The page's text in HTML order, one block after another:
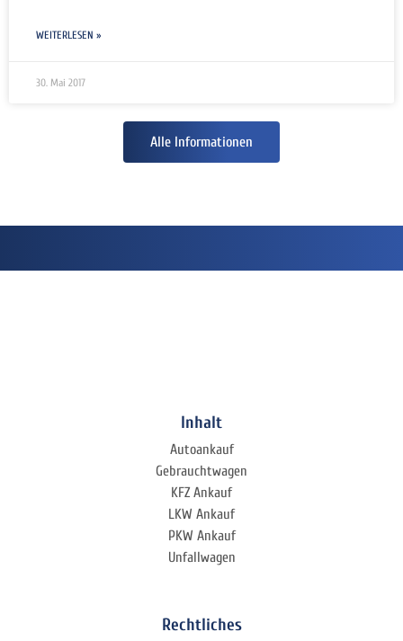
WEITERLESEN »
30. Mai 2017
Alle Informationen
Inhalt
Autoankauf
Gebrauchtwagen
KFZ Ankauf
LKW Ankauf
PKW Ankauf
Unfallwagen
Rechtliches